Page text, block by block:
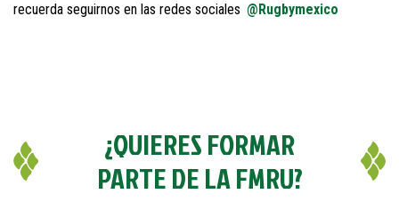
recuerda seguirnos en las redes sociales @Rugbymexico
¿QUIERES FORMAR
PARTE DE LA FMRU?